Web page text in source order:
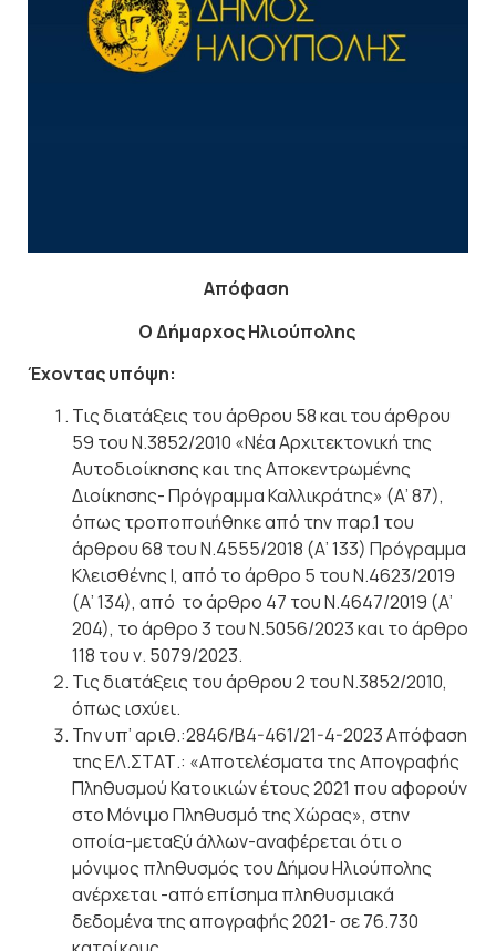
Απόφαση
Ο Δήμαρχος Ηλιούπολης
Έχοντας υπόψη:
Τις διατάξεις του άρθρου 58 και του άρθρου
59 του Ν.3852/2010 «Νέα Αρχιτεκτονική της
Αυτοδιοίκησης καιτης Αποκεντρωμένης
Διοίκησης- Πρόγραμμα Καλλικράτης» (Α’ 87),
όπως τροποποιήθηκε από την παρ.1 του
άρθρου 68 του Ν.4555/2018 (Α’ 133) Πρόγραμμα
Κλεισθένης Ι, από το άρθρο 5 του Ν.4623/2019
(Α’ 134), από το άρθρο 47 του Ν.4647/2019 (Α’
204), το άρθρο 3 του Ν.5056/2023 και το άρθρο
118 του ν. 5079/2023.
Τις διατάξεις του άρθρου 2 του Ν.3852/2010,
όπως ισχύει.
Την υπ’ αριθ.:2846/Β4-461/21-4-2023 Απόφαση
της ΕΛ.ΣΤΑΤ.: «Αποτελέσματα της Απογραφής
Πληθυσμού Κατοικιών έτους 2021 που αφορούν
στο Μόνιμο Πληθυσμό της Χώρας», στην
οποία-μεταξύ άλλων-αναφέρεταιότι ο
μόνιμος πληθυσμός του Δήμου Ηλιούπολης
ανέρχεται -από επίσημα πληθυσμιακά
δεδομένα της απογραφής2021- σε 76.730